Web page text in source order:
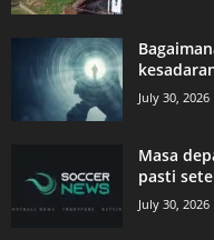
July 30, 2026
Masa
pasti
July 30, 2026